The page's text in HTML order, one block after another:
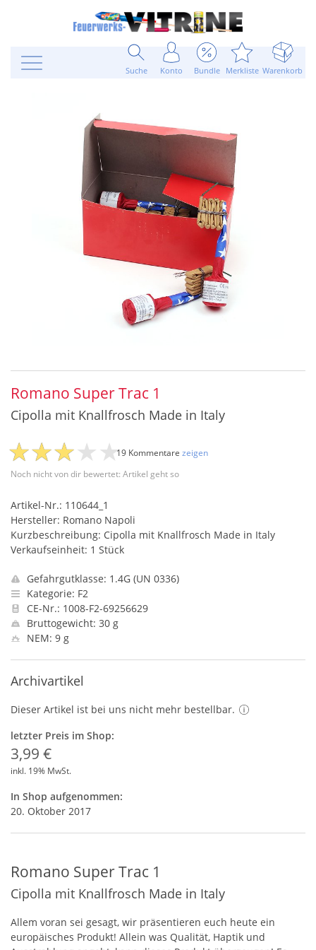
Suche Konto Bundle Merkliste Warenkorb
Romano Super Trac 1
Cipolla mit Knallfrosch Made in Italy
Noch nicht von dir bewertet: Artikel geht so
19 Kommentare zeigen
Artikel-Nr.: 110644_1
Hersteller: Romano Napoli
Kurzbeschreibung: Cipolla mit Knallfrosch Made in Italy
Verkaufseinheit: 1 Stück
Gefahrgutklasse: 1.4G (UN 0336)
Kategorie: F2
CE-Nr.: 1008-F2-69256629
Bruttogewicht: 30 g
NEM: 9 g
Archivartikel
Dieser Artikel ist bei uns nicht mehr bestellbar.
letzter Preis im Shop:
3,99 €
inkl. 19% MwSt.
In Shop aufgenommen:
20. Oktober 2017
Romano Super Trac 1
Cipolla mit Knallfrosch Made in Italy
Allem voran sei gesagt, wir präsentieren euch heute ein
europäisches Produkt! Allein was Qualität, Haptik und